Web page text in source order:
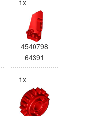
1x
4540798
64391
1x